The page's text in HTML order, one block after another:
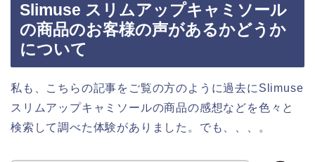
Slimuse スリムアップキャミソール
の商品のお客様の声があるかどうか
について
私も、こちらの記事をご覧の方のように過去にSlimuse
スリムアップキャミソールの商品の感想などを色々と
検索して調べた体験がありました。でも、、、。